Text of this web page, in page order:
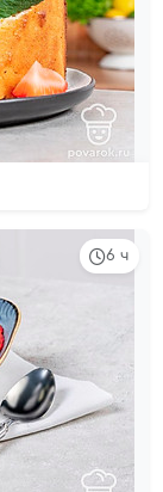
6 ч